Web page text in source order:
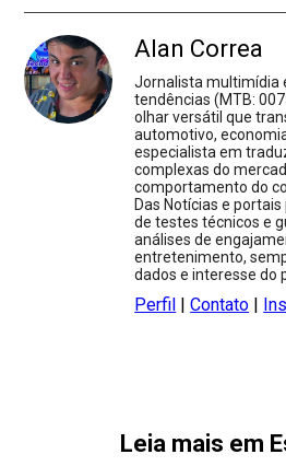
Alan Correa
Jornalista multimídia
tendências (MTB:
olhar versátil que
automotivo,
especialista em
complexas do
comportamento do
Das Notícias e
de testes técnicos e
análises de
entretenimento,
dados e interesse do
Perfil |Contato |
Leia mais em